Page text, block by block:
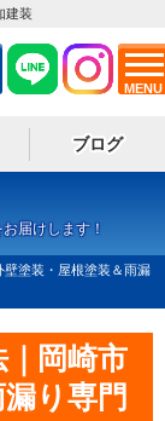
MENU
建装
ブログ
届けします！
壁塗装・屋根塗装＆雨漏
｜岡崎市
り専門